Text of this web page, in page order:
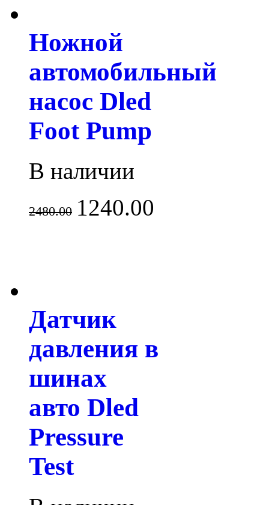
Ножной
автомобильный
насос Dled
Foot Pump
В наличии
2480.00 1240.00
Датчик
давления в
шинах
авто Dled
Pressure
Test